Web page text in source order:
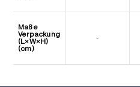
Maße
Verpackung
(L×W×H)
(cm)
-